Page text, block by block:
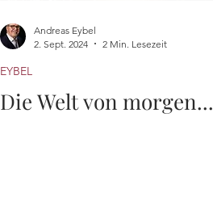
Andreas Eybel
2. Sept. 2024
2 Min. Lesezeit
EYBEL
Die Welt von morgen...